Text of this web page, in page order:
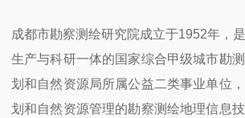
成都市勘察测绘研究院成立于1952年，
生产与科研一体的国家综合甲级城市勘
划和自然资源局所属公益二类事业单位
划和自然资源管理的勘察测绘地理信息